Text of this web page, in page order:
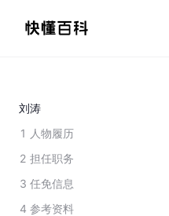
刘涛
1 人物履历
2 担任职务
3 任免信息
4 参考资料